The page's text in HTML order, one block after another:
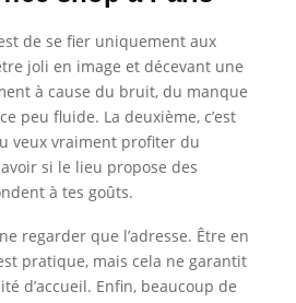
de se fier uniquement aux
joli en image et décevant une
à cause du bruit, du manque
peu fluide. La deuxième, c’est
veux vraiment profiter du
si le lieu propose des
à tes goûts.
regarder que l’adresse. Être en
pratique, mais cela ne garantit
d’accueil. Enfin, beaucoup de